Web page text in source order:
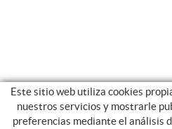
Este sitio web utiliza cookies
nuestros servicios y mostrarle
preferencias mediante el análisis